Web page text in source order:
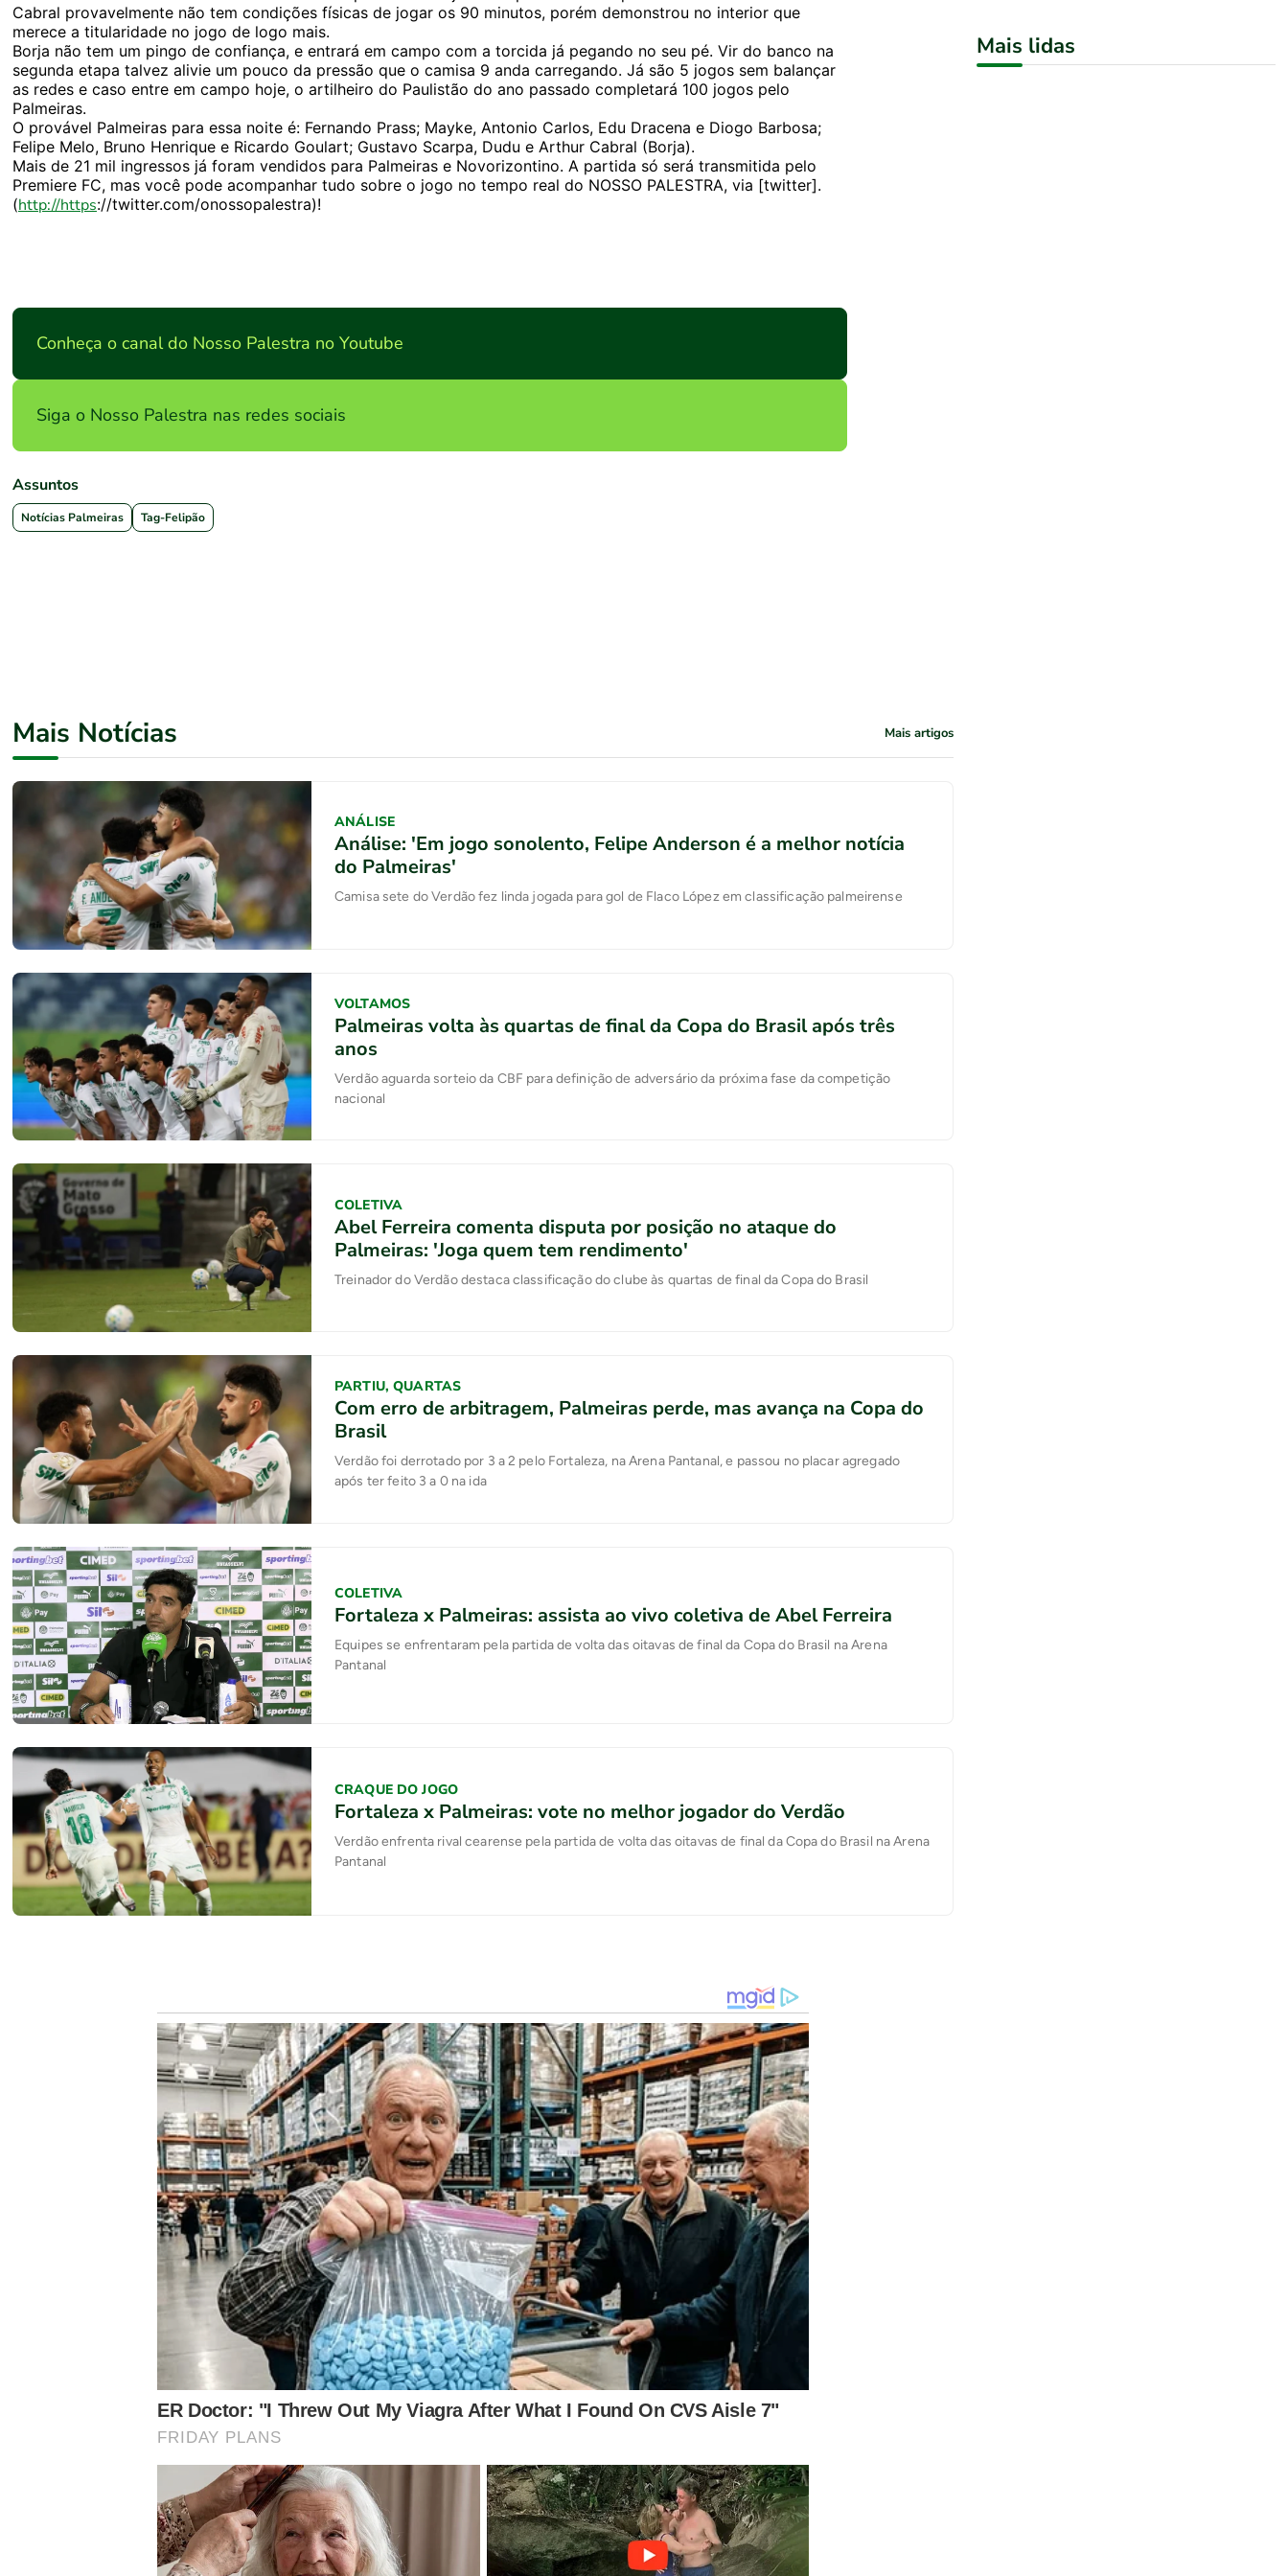
Cabral provavelmente não tem condições físicas de jogar os 90 minutos, porém demonstrou no interior que
merece a titularidade no jogo de logo mais.
Borja não tem um pingo de confiança, e entrará em campo com a torcida já pegando no seu pé. Vir do banco na
segunda etapa talvez alivie um pouco da pressão que o camisa 9 anda carregando. Já são 5 jogos sem balançar
as redes e caso entre em campo hoje, o artilheiro do Paulistão do ano passado completará 100 jogos pelo
Palmeiras.
O provável Palmeiras para essa noite é: Fernando Prass; Mayke, Antonio Carlos, Edu Dracena e Diogo Barbosa;
Felipe Melo, Bruno Henrique e Ricardo Goulart; Gustavo Scarpa, Dudu e Arthur Cabral (Borja).
Mais de 21 mil ingressos já foram vendidos para Palmeiras e Novorizontino. A partida só será transmitida pelo
Premiere FC, mas você pode acompanhar tudo sobre o jogo no tempo real do NOSSO PALESTRA, via [twitter].
(http://https://twitter.com/onossopalestra)!
Conheça o canal do Nosso Palestra no Youtube
Siga o Nosso Palestra nas redes sociais
Assuntos
Notícias Palmeiras Tag-Felipão
Mais lidas
Mais Notícias Mais artigos
ANÁLISE
Análise: 'Em jogo sonolento, Felipe Anderson é a melhor notícia
do Palmeiras'
Camisa sete do Verdão fez linda jogada para gol de Flaco López em classificação palmeirense
VOLTAMOS
Palmeiras volta às quartas de final da Copa do Brasil após três
anos
Verdão aguarda sorteio da CBF para definição de adversário da próxima fase da competição
nacional
COLETIVA
Abel Ferreira comenta disputa por posição no ataque do
Palmeiras: 'Joga quem tem rendimento'
Treinador do Verdão destaca classificação do clube às quartas de final da Copa do Brasil
PARTIU, QUARTAS
Com erro de arbitragem, Palmeiras perde, mas avança na Copa do
Brasil
Verdão foi derrotado por 3 a 2 pelo Fortaleza, na Arena Pantanal, e passou no placar agregado
após ter feito 3 a 0 na ida
COLETIVA
Fortaleza x Palmeiras: assista ao vivo coletiva de Abel Ferreira
Equipes se enfrentaram pela partida de volta das oitavas de final da Copa do Brasil na Arena
Pantanal
CRAQUE DO JOGO
Fortaleza x Palmeiras: vote no melhor jogador do Verdão
Verdão enfrenta rival cearense pela partida de volta das oitavas de final da Copa do Brasil na Arena
Pantanal